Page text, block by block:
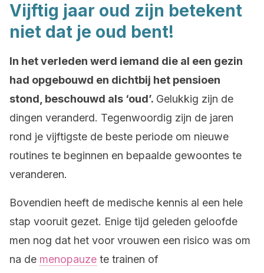
Vijftig jaar oud zijn betekent
niet dat je oud bent!
In het verleden werd iemand die al een gezin
had opgebouwd en dichtbij het pensioen
stond, beschouwd als ‘oud’. Gelukkig zijn de
dingen veranderd. Tegenwoordig zijn de jaren
rond je vijftigste de beste periode om nieuwe
routines te beginnen en bepaalde gewoontes te
veranderen.
Bovendien heeft de medische kennis al een hele
stap vooruit gezet. Enige tijd geleden geloofde
men nog dat het voor vrouwen een risico was om
na de menopauze te trainen of